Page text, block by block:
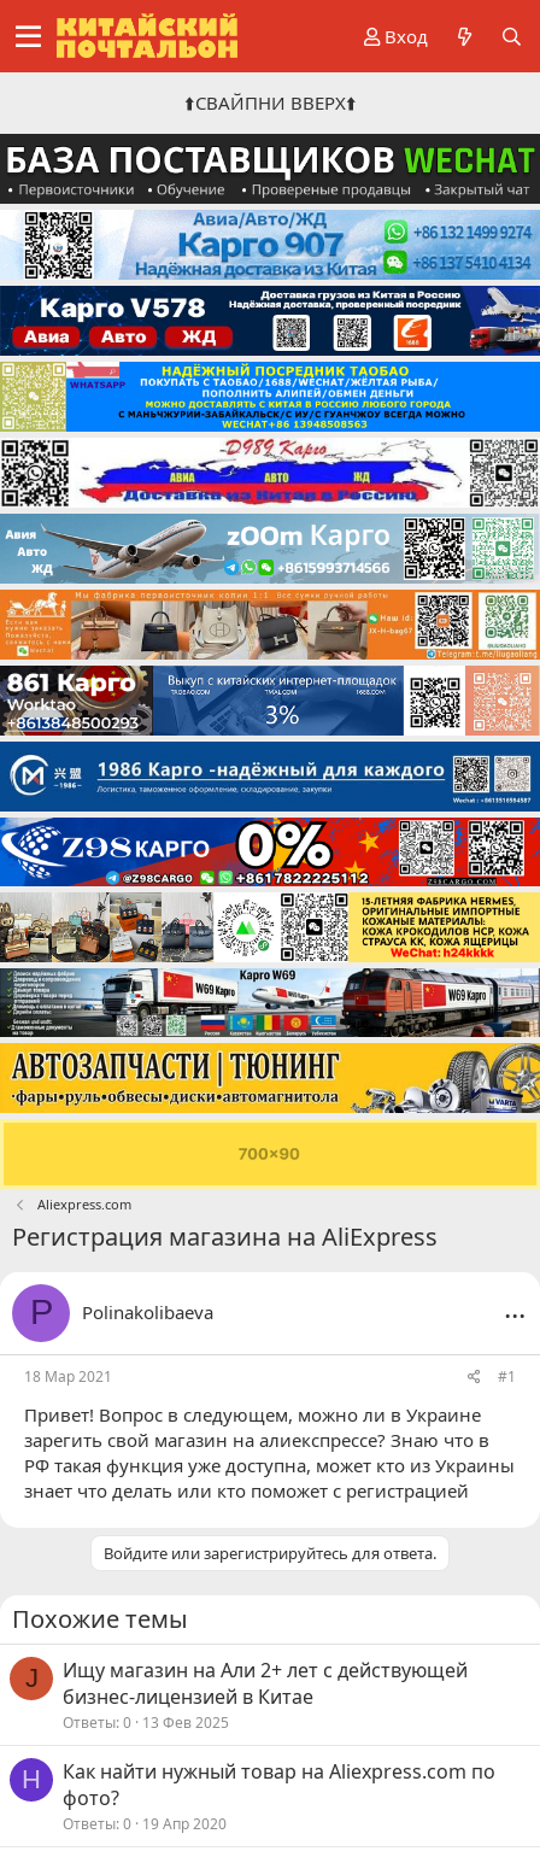
Вход
⬆️СВАЙПНИ ВВЕРХ⬆️
Aliexpress.com
Регистрация магазина на AliExpress
P Polinakolibaeva ...
18 Мар 2021 #1
Привет! Вопрос в следующем, можно ли в Украине
зарегить свой магазин на алиекспрессе? Знаю что в
РФ такая функция уже доступна, может кто из Украины
знает что делать или кто поможет с регистрацией
Войдите или зарегистрируйтесь для ответа.
Похожие темы
J
Ищу магазин на Али 2+ лет с действующей
бизнес-лицензией в Китае
Ответы 0 13 Фев 2025
H
Как найти нужный товар на Aliexpress.com по
фото?
Ответы 0 19 Апр 2020